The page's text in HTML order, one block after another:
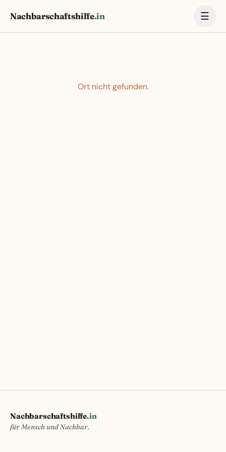
Nachbarschaftshilfe.in ☰
Ort nicht gefunden.
Nachbarschaftshilfe.in
für Mensch und Nachbar.